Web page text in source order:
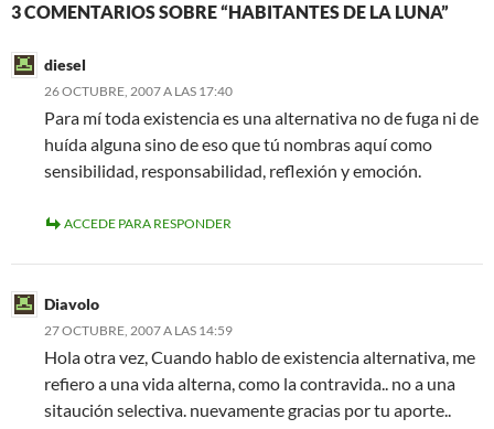
3 COMENTARIOS SOBRE “HABITANTES DE LA LUNA”
diesel
26 OCTUBRE, 2007 A LAS 17:40
Para mí toda existencia es una alternativa no de fuga ni de
huída alguna sino de eso que tú nombras aquí como
sensibilidad, responsabilidad, reflexión y emoción.
ACCEDE PARA RESPONDER
Diavolo
27 OCTUBRE, 2007 A LAS 14:59
Hola otra vez, Cuando hablo de existencia alternativa, me
refiero a una vida alterna, como la contravida.. no a una
sitaución selectiva. nuevamente gracias por tu aporte..